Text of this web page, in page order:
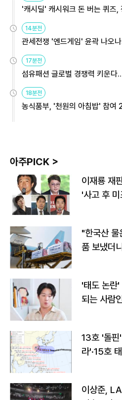
'캐시딜' 캐시워크 돈 버는 퀴즈,
14분전
관세전쟁 '엔드게임' 윤곽 나오
17분전
섬유패션 글로벌 경쟁력 키운
18분전
농식품부, '천원의 아침밥' 참여
아주PICK >
이재룡 재
'사고 후 미
"한국산
품 보냈더
'태도 논란
되는 사람
13호 '돌핀
라'·15호
이상준,